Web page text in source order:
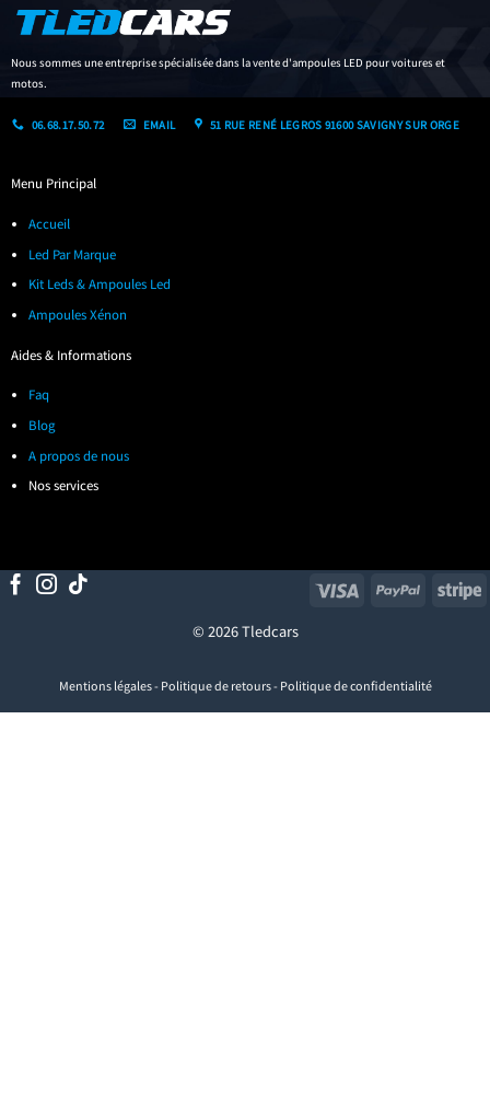
Nous sommes une entreprise spécialisée dans la vente d'ampoules LED pour voitures et
motos.
06.68.17.50.72 EMAIL 51 RUE RENÉ LEGROS 91600 SAVIGNY SUR ORGE
Menu Principal
Accueil
Led Par Marque
Kit Leds & Ampoules Led
Ampoules Xénon
Aides & Informations
Faq
Blog
A propos de nous
Nos services
© 2026 Tledcars
Visa PayPal
Mentions légales- Politique de retours- Politique de confidentialité